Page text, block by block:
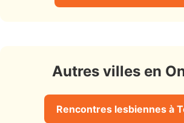
Autres villes en
Rencontres lesbiennes à